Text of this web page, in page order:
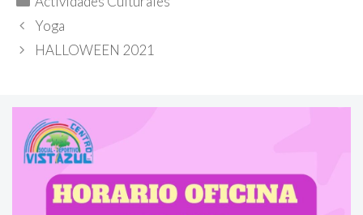
Yoga
HALLOWEEN 2021